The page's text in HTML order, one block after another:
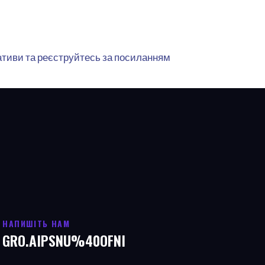
та реєструйтесь за посиланням
НАПИШІТЬ НАМ
GRO.AIPSNU%40OFNI